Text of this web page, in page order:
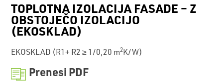
TOPLOTNA IZOLACIJA FASADE – Z
OBSTOJEČO IZOLACIJO
(EKOSKLAD)
EKOSKLAD (R1+ R2 ≥ 1/0,20 m2K/W)
Prenesi PDF